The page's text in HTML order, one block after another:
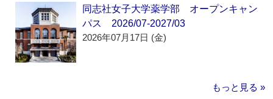
同志社女子大学薬学部 オープンキャン
パス 2026/07-2027/03
2026年07月17日 (金)
もっと見る »